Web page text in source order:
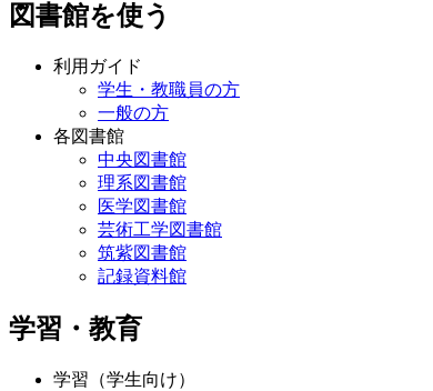
図書館を使う
利用ガイド
学生・教職員の方
一般の方
各図書館
中央図書館
理系図書館
医学図書館
芸術工学図書館
筑紫図書館
記録資料館
学習・教育
学習（学生向け）